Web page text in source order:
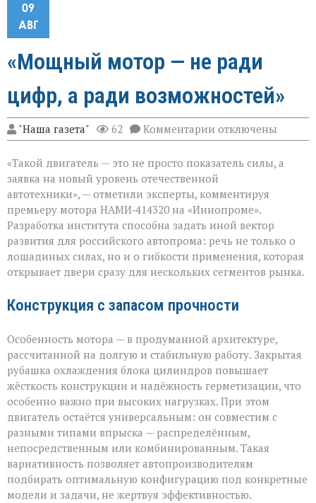
09
АВГ
«Мощный мотор — не ради
цифр, а ради возможностей»
"Наша газета" 62 Комментарии к
записи
мотор — не
ради
а
ради
возможностей»
отключены
«Такой двигатель — это не просто показатель силы, а
заявка на новый уровень отечественной
автотехники», — отметили эксперты, комментируя
премьеру мотора НАМИ‑414320 на «Иннопроме».
Разработка института способна задать иной вектор
развития для российского автопрома: речь не только о
лошадиных силах, но и о гибкости применения, которая
открывает двери сразу для нескольких сегментов рынка.
Конструкция с запасом прочности
Особенность мотора — в продуманной архитектуре,
рассчитанной на долгую и стабильную работу. Закрытая
рубашка охлаждения блока цилиндров повышает
жёсткость конструкции и надёжность герметизации, что
особенно важно при высоких нагрузках. При этом
двигатель остаётся универсальным: он совместим с
разными типами впрыска — распределённым,
непосредственным или комбинированным. Такая
вариативность позволяет автопроизводителям
подбирать оптимальную конфигурацию под конкретные
модели и задачи, не жертвуя эффективностью.